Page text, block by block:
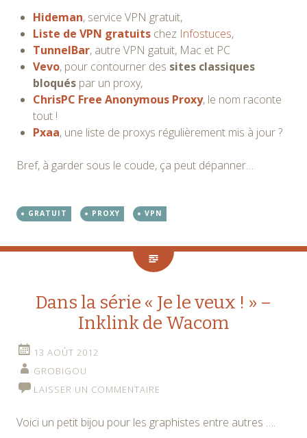
Hideman, service VPN gratuit,
Liste de VPN gratuits chez Infostuces,
TunnelBar, autre VPN gatuit, Mac et PC
Vevo, pour contourner des sites classiques
bloqués par un proxy,
ChrisPC Free Anonymous Proxy, le nom raconte
tout !
Pxaa, une liste de proxys régulièrement mis à jour ?
Bref, à garder sous le coude, ça peut dépanner…
GRATUIT PROXY VPN
Dans la série « Je le veux ! » –
Inklink de Wacom
13 AOÛT 2012
GROBIGOU
LAISSER UN COMMENTAIRE
Voici un petit bijou pour les graphistes entre autres ….